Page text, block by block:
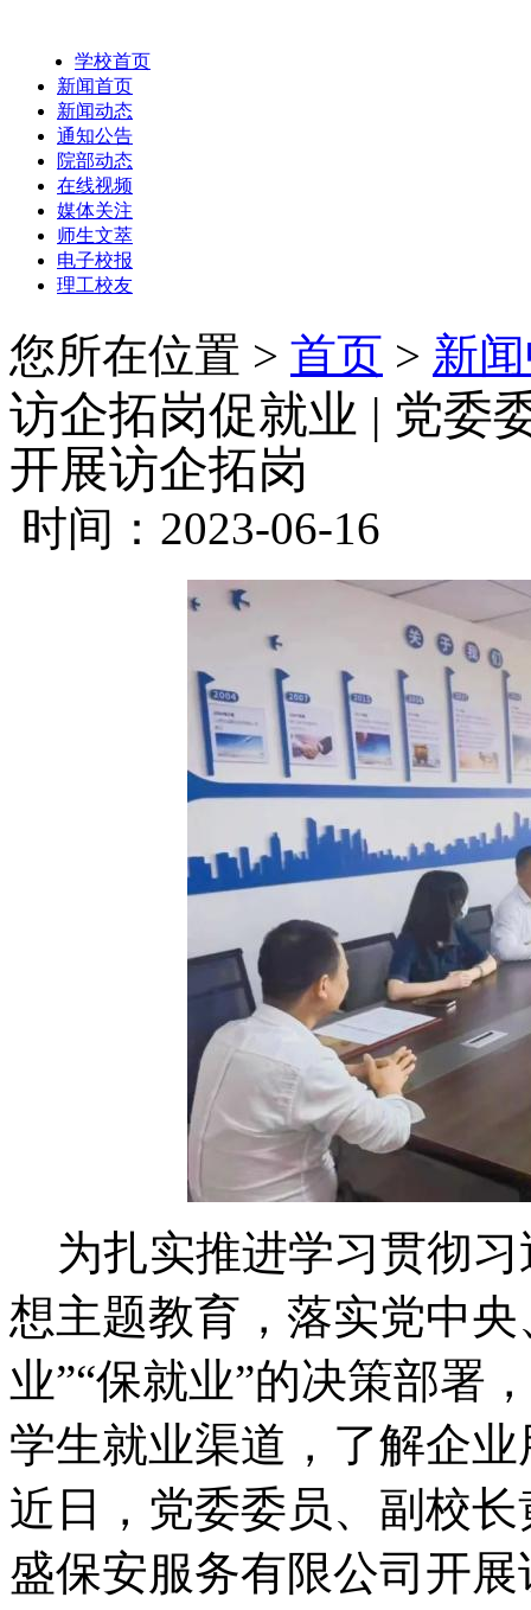
学校首页
新闻首页
新闻动态
通知公告
院部动态
在线视频
媒体关注
师生文萃
电子校报
理工校友
您所在位置 > 首页 > 新
访企拓岗促就业 | 党委
开展访企拓岗
时间：2023-06-16
为扎实推进学习贯彻习
想主题教育，落实党中
业”“保就业”的决策部署
学生就业渠道，了解企
近日，党委委员、副校
盛保安服务有限公司开